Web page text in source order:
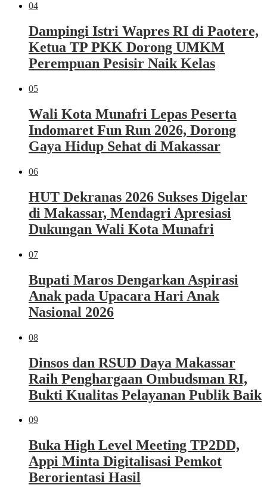
04
Dampingi Istri Wapres RI di Paotere,
Ketua TP PKK Dorong UMKM
Perempuan Pesisir Naik Kelas
05
Wali Kota Munafri Lepas Peserta
Indomaret Fun Run 2026, Dorong
Gaya Hidup Sehat di Makassar
06
HUT Dekranas 2026 Sukses Digelar
di Makassar, Mendagri Apresiasi
Dukungan Wali Kota Munafri
07
Bupati Maros Dengarkan Aspirasi
Anak pada Upacara Hari Anak
Nasional 2026
08
Dinsos dan RSUD Daya Makassar
Raih Penghargaan Ombudsman RI,
Bukti Kualitas Pelayanan Publik Baik
09
Buka High Level Meeting TP2DD,
Appi Minta Digitalisasi Pemkot
Berorientasi Hasil